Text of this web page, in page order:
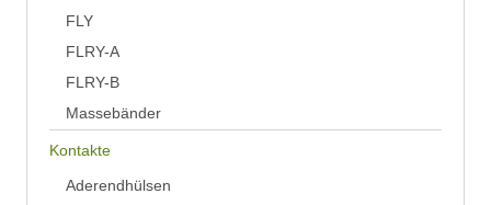
FLY
FLRY-A
FLRY-B
Massebänder
Kontakte
Aderendhülsen